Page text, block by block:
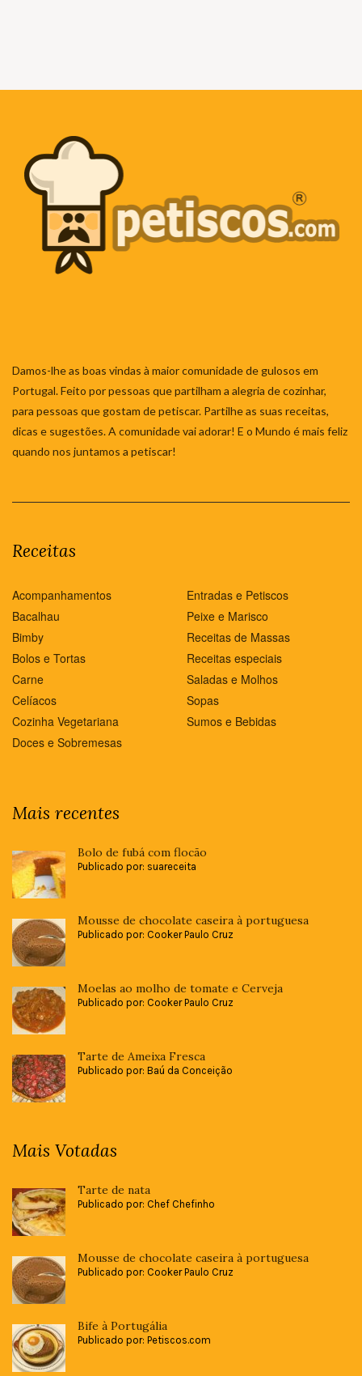
Damos-lhe as boas vindas à maior comunidade de gulosos em
Portugal. Feito por pessoas que partilham a alegria de cozinhar,
para pessoas que gostam de petiscar. Partilhe as suas receitas,
dicas e sugestões. A comunidade vai adorar! E o Mundo é mais feliz
quando nos juntamos a petiscar!
Receitas
Acompanhamentos
Bacalhau
Bimby
Bolos e Tortas
Carne
Celíacos
Cozinha Vegetariana
Doces e Sobremesas
Entradas e Petiscos
Peixe e Marisco
Receitas de Massas
Receitas especiais
Saladas e Molhos
Sopas
Sumos e Bebidas
Mais recentes
Bolo de fubá com flocão
Publicado por: suareceita
Mousse de chocolate caseira à portuguesa
Publicado por: Cooker Paulo Cruz
Moelas ao molho de tomate e Cerveja
Publicado por: Cooker Paulo Cruz
Tarte de Ameixa Fresca
Publicado por: Baú da Conceição
Mais Votadas
Tarte de nata
Publicado por: Chef Chefinho
Mousse de chocolate caseira à portuguesa
Publicado por: Cooker Paulo Cruz
Bife à Portugália
Publicado por: Petiscos.com